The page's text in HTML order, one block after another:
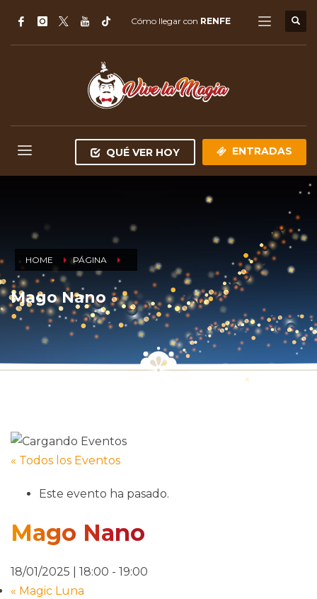
Cómo llegar con RENFE
QUÉ VER HOY ENTRADAS
HOME PÁGINA
Mago Nano
« Todos los Eventos
Este evento ha pasado.
Mago Nano
18/01/2025 | 18:00 - 19:00
« Magic Luna